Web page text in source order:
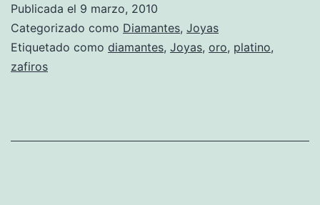
llevar
la
dedos
Publicada el 9 marzo, 2010
Categorizado como Diamantes, Joyas
Etiquetado como diamantes, Joyas, oro, platino,
zafiros